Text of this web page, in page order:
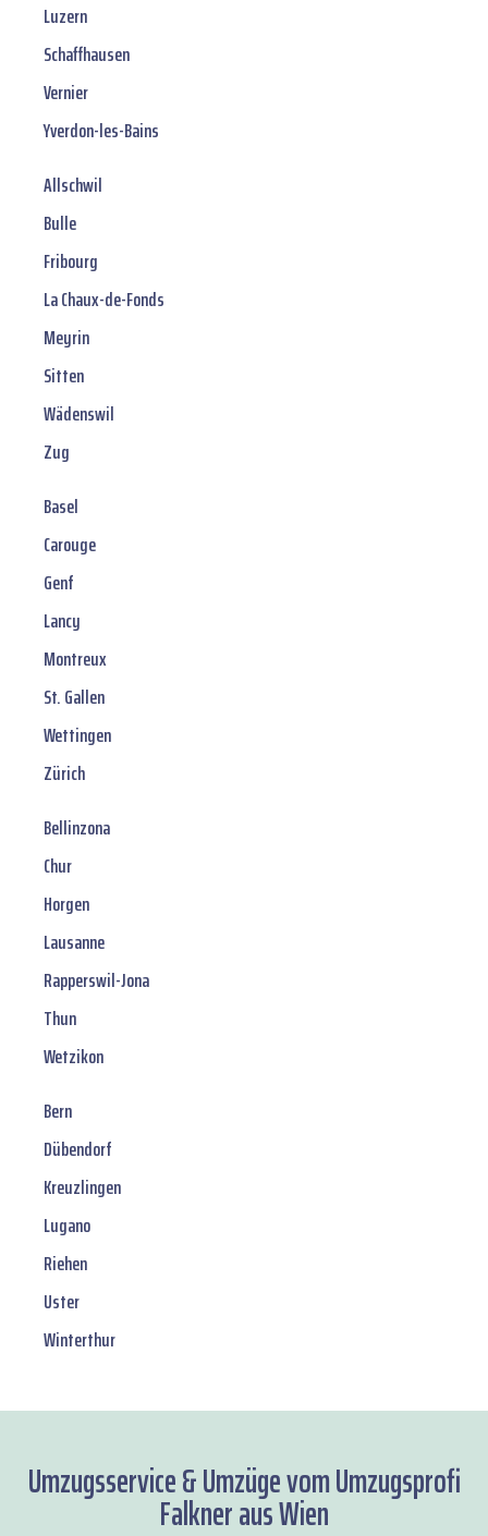
Luzern
Schaffhausen
Vernier
Yverdon-les-Bains
Allschwil
Bulle
Fribourg
La Chaux-de-Fonds
Meyrin
Sitten
Wädenswil
Zug
Basel
Carouge
Genf
Lancy
Montreux
St. Gallen
Wettingen
Zürich
Bellinzona
Chur
Horgen
Lausanne
Rapperswil-Jona
Thun
Wetzikon
Bern
Dübendorf
Kreuzlingen
Lugano
Riehen
Uster
Winterthur
Umzugsservice & Umzüge vom Umzugsprofi
Falkner aus Wien